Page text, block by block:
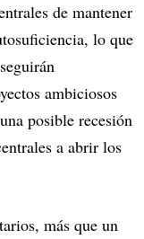
de mantener
lo que
ambiciosos
posible recesión
a abrir los
más que un